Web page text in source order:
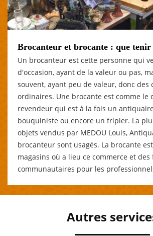
Brocanteur et brocante : que tenir
Un brocanteur est cette personne qui
d'occasion, ayant de la valeur ou pas,
souvent, ayant peu de valeur, donc des
ordinaires. Une brocante est comme le
revendeur qui est à la fois un
bouquiniste ou encore un fripier. La
objets vendus par MEDOU Louis,
brocanteur sont usagés. La brocante
magasins où a lieu ce commerce et des
communautaires pour les
Autres